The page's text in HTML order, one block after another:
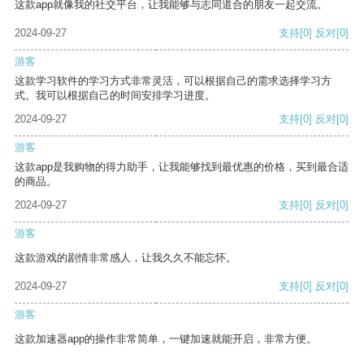
这款app就像我的社交平台，让我能够与志同道合的朋友一起交流。
2024-09-27 支持[0] 反对[0]
游客
这款学习软件的学习方式非常灵活，可以根据自己的需求选择学习方
式。我可以根据自己的时间安排学习进度。
2024-09-27
支持[0] 反对[0]
游客
这款app是我购物的得力助手，让我能够找到最优惠的价格，买到最合适
的商品。
2024-09-27
支持[0] 反对[0]
游客
这款游戏的剧情非常感人，让我久久不能忘怀。
2024-09-27 支持[0] 反对[0]
游客
这款加速器app的操作非常简单，一键加速就能开启，非常方便。